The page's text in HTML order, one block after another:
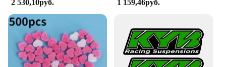
2 530,10руб. 1 159,46руб.